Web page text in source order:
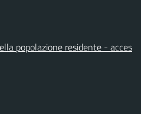
popolazione residente - acces